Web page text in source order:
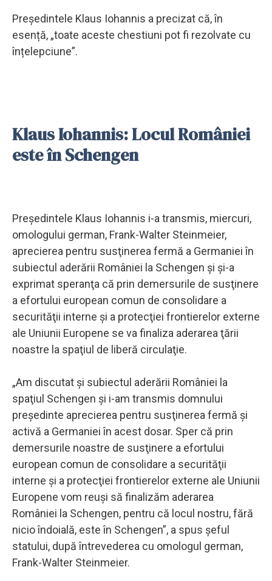
Președintele Klaus Iohannis a precizat că, în
esență, „toate aceste chestiuni pot fi rezolvate cu
înțelepciune”.
Klaus Iohannis: Locul României
este în Schengen
Preşedintele Klaus Iohannis i-a transmis, miercuri,
omologului german, Frank-Walter Steinmeier,
aprecierea pentru susţinerea fermă a Germaniei în
subiectul aderării României la Schengen şi şi-a
exprimat speranţa că prin demersurile de susţinere
a efortului european comun de consolidare a
securităţii interne şi a protecţiei frontierelor externe
ale Uniunii Europene se va finaliza aderarea ţării
noastre la spaţiul de liberă circulaţie.
„Am discutat şi subiectul aderării României la
spaţiul Schengen şi i-am transmis domnului
preşedinte aprecierea pentru susţinerea fermă şi
activă a Germaniei în acest dosar. Sper că prin
demersurile noastre de susţinere a efortului
european comun de consolidare a securităţii
interne şi a protecţiei frontierelor externe ale Uniunii
Europene vom reuşi să finalizăm aderarea
României la Schengen, pentru că locul nostru, fără
nicio îndoială, este în Schengen”, a spus şeful
statului, după întrevederea cu omologul german,
Frank-Walter Steinmeier.